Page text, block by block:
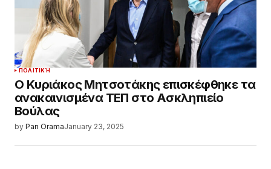
ΠΟΛΙΤΙΚΉ
Ο Κυριάκος Μητσοτάκης επισκέφθηκε τα
ανακαινισμένα ΤΕΠ στο Ασκληπιείο
Βούλας
by Pan OramaJanuary 23, 2025